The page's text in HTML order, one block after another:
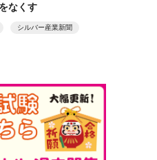
なくす
シルバー産業新聞